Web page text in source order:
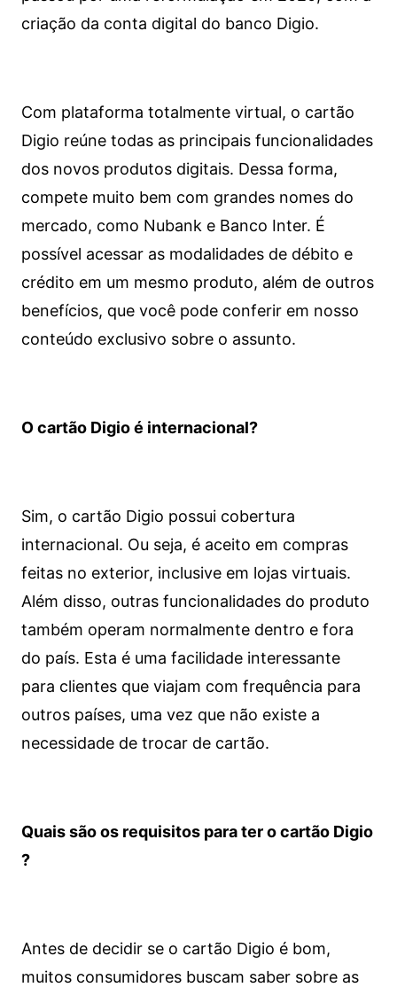
criação da conta digital do banco Digio.
Com plataforma totalmente virtual, o cartão
Digio reúne todas as principais funcionalidades
dos novos produtos digitais. Dessa forma,
compete muito bem com grandes nomes do
mercado, como Nubank e Banco Inter. É
possível acessar as modalidades de débito e
crédito em um mesmo produto, além de outros
benefícios, que você pode conferir em nosso
conteúdo exclusivo sobre o assunto.
O cartão Digio é internacional?
Sim, o cartão Digio possui cobertura
internacional. Ou seja, é aceito em compras
feitas no exterior, inclusive em lojas virtuais.
Além disso, outras funcionalidades do produto
também operam normalmente dentro e fora
do país. Esta é uma facilidade interessante
para clientes que viajam com frequência para
outros países, uma vez que não existe a
necessidade de trocar de cartão.
Quais são os requisitos para ter o cartão Digio
?
Antes de decidir se o cartão Digio é bom,
muitos consumidores buscam saber sobre as